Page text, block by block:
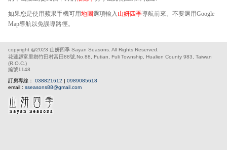
如果您是使用蘋果手機可用地圖選項輸入 山妍四季導航前來。不要選用Google
Map導航以免誤導路徑。
copyright @2023 山妍四季 Sayan Seasons. All Rights Reserved.
花蓮縣富里鄉竹田村富田88號,No.88, Futian, Fuli Township, Hualien County 983, Taiwan
(R.O.C.)
編號1148
訂房專線： 038821612 | 0989085618
email : sseasons88@gmail.com